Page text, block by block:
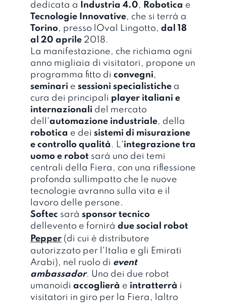
dedicata a
Industria 4.0, Robotica e
Tecnologie Innovative, che si terrà a
Torino, presso lOval Lingotto, dal 18
al 20 aprile 2018.
La manifestazione, che richiama ogni
anno migliaia di visitatori, propone un
programma fitto di convegni,
seminari e sessioni specialistiche a
cura dei principali player italiani e
internazionali del mercato
dell'automazione industriale, della
robotica e dei sistemi di misurazione
e controllo qualità. L'integrazione tra
uomo e robot sarà uno dei temi
centrali della Fiera, con una riflessione
profonda sullimpatto che le nuove
tecnologie avranno sulla vita e il
lavoro delle persone.
Softec sarà sponsor tecnico
dellevento e fornirà due social robot
Pepper (di cui è distributore
autorizzato per l'Italia e gli Emirati
Arabi), nel ruolo di event
ambassador. Uno dei due robot
umanoidi accoglierà e intratterrà i
visitatori in giro per la Fiera, laltro